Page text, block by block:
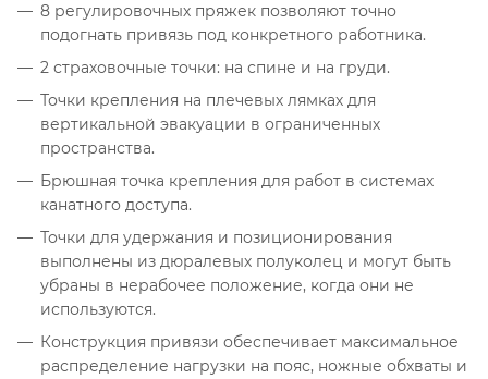
8 регулировочных пряжек позволяют точно
подогнать привязь под конкретного работника.
2 страховочные точки: на спине и на груди.
Точки крепления на плечевых лямках для
вертикальной эвакуации в ограниченных
пространства.
Брюшная точка крепления для работ в системах
канатного доступа.
Точки для удержания и позиционирования
выполнены из дюралевых полуколец и могут быть
убраны в нерабочее положение, когда они не
используются.
Конструкция привязи обеспечивает максимальное
распределение нагрузки на пояс, ножные обхваты и